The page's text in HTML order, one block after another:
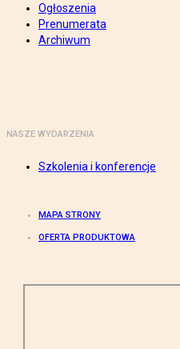
Ogłoszenia
Prenumerata
Archiwum
NASZE WYDARZENIA
Szkolenia i konferencje
MAPA STRONY
OFERTA PRODUKTOWA